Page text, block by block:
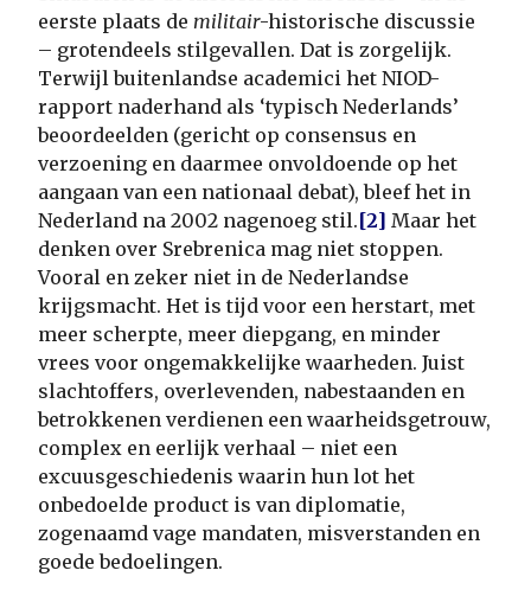
eerste plaats de militair-historische discussie
– grotendeels stilgevallen. Dat is zorgelijk.
Terwijl buitenlandse academici het NIOD-
rapport naderhand als ‘typisch Nederlands’
beoordeelden (gericht op consensus en
verzoening en daarmee onvoldoende op het
aangaan van een nationaal debat), bleef het in
Nederland na 2002 nagenoeg stil.[2] Maar het
denken over Srebrenica mag niet stoppen.
Vooral en zeker niet in de Nederlandse
krijgsmacht. Het is tijd voor een herstart, met
meer scherpte, meer diepgang, en minder
vrees voor ongemakkelijke waarheden. Juist
slachtoffers, overlevenden, nabestaanden en
betrokkenen verdienen een waarheidsgetrouw,
complex en eerlijk verhaal – niet een
excuusgeschiedenis waarin hun lot het
onbedoelde product is van diplomatie,
zogenaamd vage mandaten, misverstanden en
goede bedoelingen.